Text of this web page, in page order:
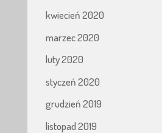
kwiecień 2020
marzec 2020
luty 2020
styczeń 2020
grudzień 2019
listopad 2019